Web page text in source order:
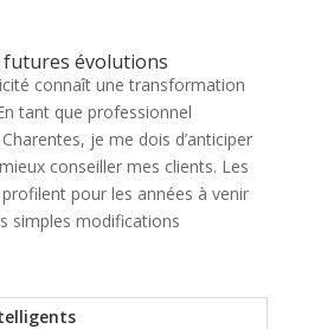
futures évolutions
connaît une transformation
tant que professionnel
je me dois d’anticiper
conseiller mes clients. Les
pour les années à venir
simples modifications